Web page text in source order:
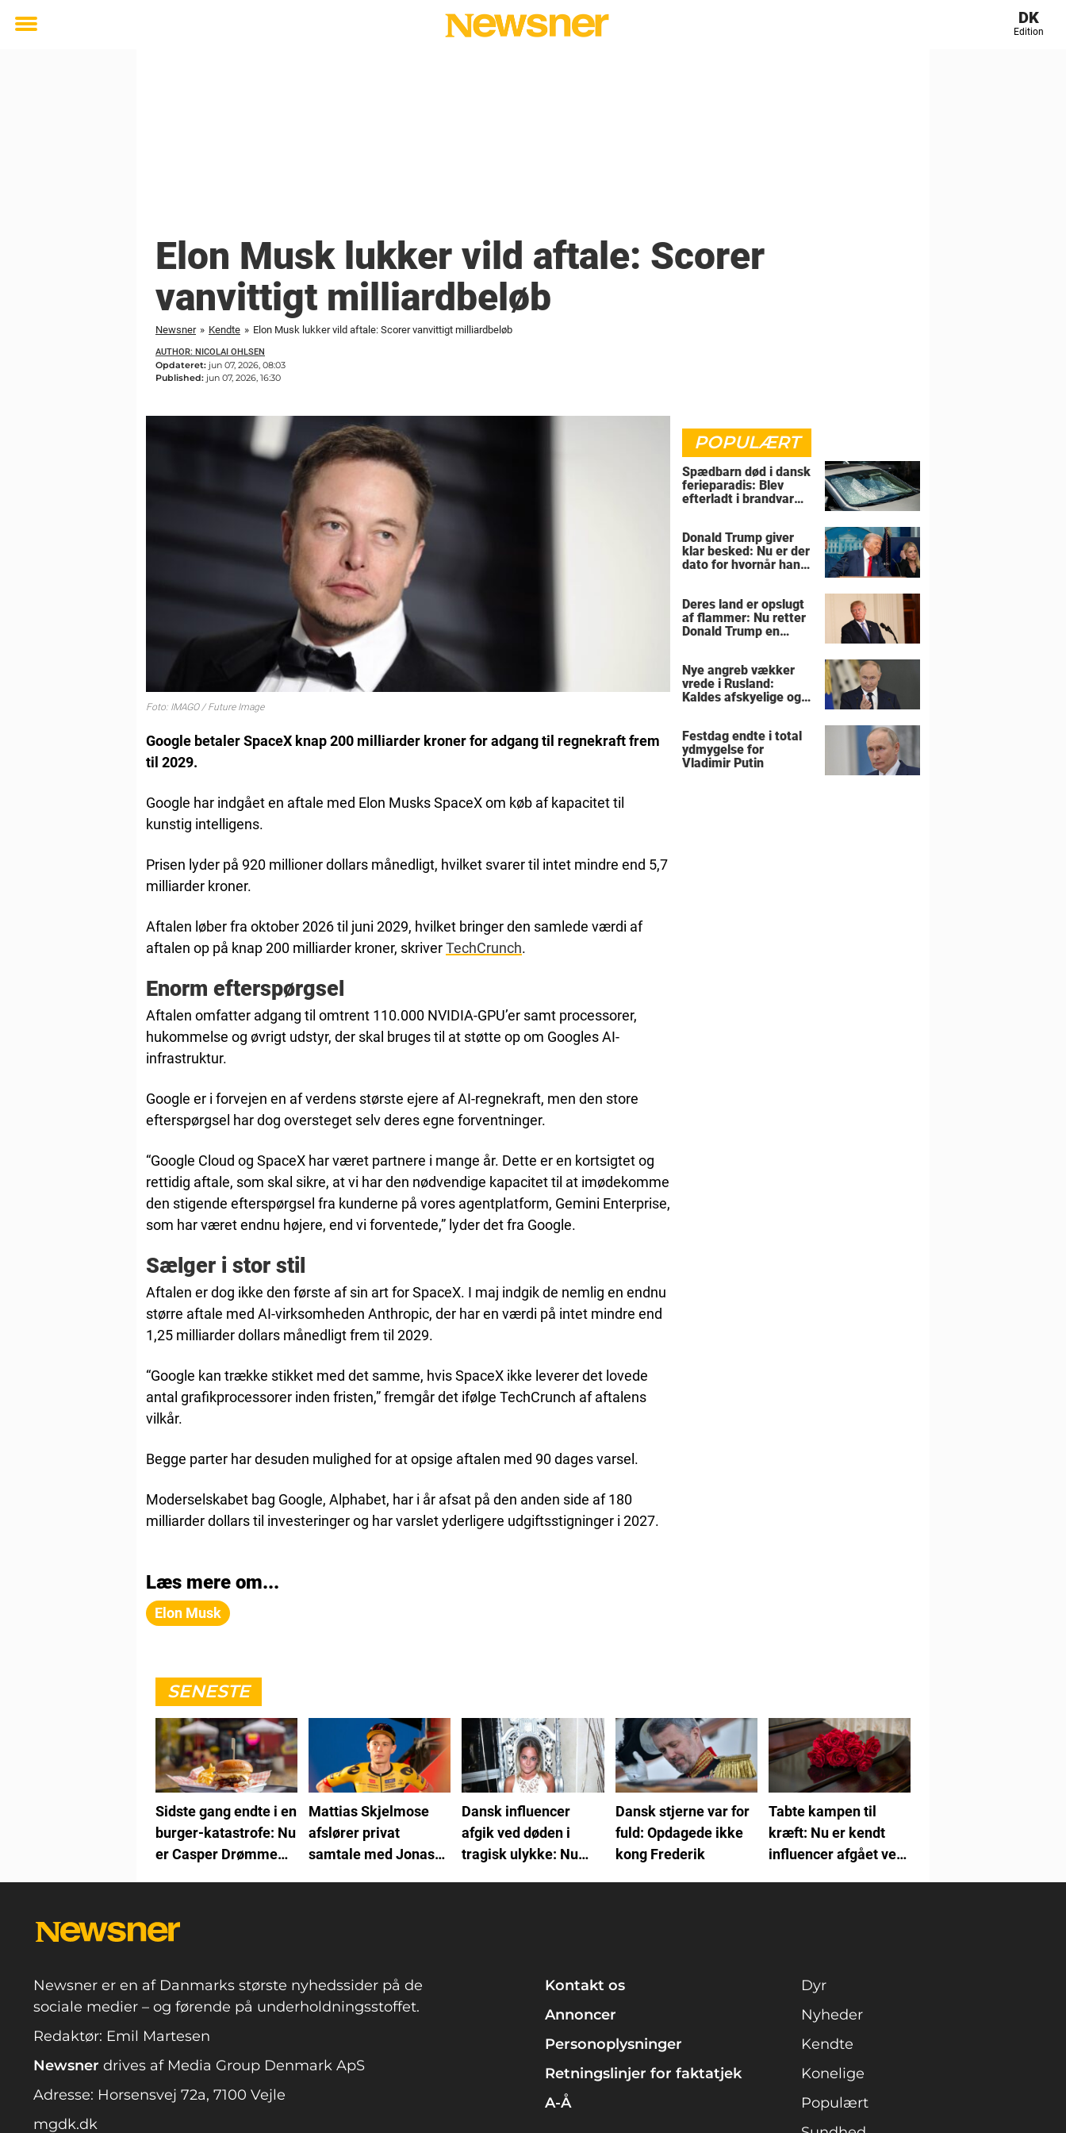
Toggle
DK
Edition
Elon Musk lukker vild aftale: Scorer
vanvittigt milliardbeløb
Newsner » Kendte » Elon Musk lukker vild aftale: Scorer vanvittigt milliardbeløb
AUTHOR: NICOLAI OHLSEN
Opdateret: jun 07, 2026, 08:03
Published: jun 07, 2026, 16:30
Foto: IMAGO / Future Image
Google betaler SpaceX knap 200 milliarder kroner for adgang til regnekraft frem
til 2029.
Google har indgået en aftale med Elon Musks SpaceX om køb af kapacitet til
kunstig intelligens.
Prisen lyder på 920 millioner dollars månedligt, hvilket svarer til intet mindre end 5,7
milliarder kroner.
Aftalen løber fra oktober 2026 til juni 2029, hvilket bringer den samlede værdi af
aftalen op på knap 200 milliarder kroner, skriverTechCrunch.
Enorm efterspørgsel
Aftalen omfatter adgang til omtrent 110.000 NVIDIA-GPU’er samt processorer,
hukommelse og øvrigt udstyr, der skal bruges til at støtte op om Googles AI-
infrastruktur.
Google er i forvejen en af verdens største ejere af AI-regnekraft, men den store
efterspørgsel har dog oversteget selv deres egne forventninger.
“Google Cloud og SpaceX har været partnere i mange år. Dette er en kortsigtet og
rettidig aftale, som skal sikre, at vi har den nødvendige kapacitet til at imødekomme
den stigende efterspørgsel fra kunderne på vores agentplatform, Gemini Enterprise,
som har været endnu højere, end vi forventede,” lyder det fra Google.
Sælger i stor stil
Aftalen er dog ikke den første af sin art for SpaceX. I maj indgik de nemlig en endnu
større aftale med AI-virksomheden Anthropic, der har en værdi på intet mindre end
1,25 milliarder dollars månedligt frem til 2029.
“Google kan trække stikket med det samme, hvis SpaceX ikke leverer det lovede
antal grafikprocessorer inden fristen,” fremgår det ifølge TechCrunch af aftalens
vilkår.
Begge parter har desuden mulighed for at opsige aftalen med 90 dages varsel.
Moderselskabet bag Google, Alphabet, har i år afsat på den anden side af 180
milliarder dollars til investeringer og har varslet yderligere udgiftsstigninger i 2027.
POPULÆRT
Spædbarn død i dansk
ferieparadis: Blev
efterladt i brandvarm
Donald Trump giver
klar besked: Nu er der
dato for hvornår han
Deres land er opslugt
af flammer: Nu retter
Donald Trump en
Nye angreb vækker
vrede i Rusland:
Kaldes afskyelige og
Festdag endte i total
ydmygelse for
Vladimir Putin
Læs mere om...
Elon Musk
SENESTE
Sidste gang endte i en
burger-katastrofe: Nu
er Casper Drømme
Mattias Skjelmose
afslører privat
samtale med Jonas
Dansk influencer
afgik ved døden i
tragisk ulykke: Nu
Dansk stjerne var for
fuld: Opdagede ikke
kong Frederik
Tabte kampen til
kræft: Nu er kendt
influencer afgået ved
Newsner er en af Danmarks største nyhedssider på de
sociale medier – og førende på underholdningsstoffet.
Redaktør: Emil Martesen
Newsner drives af Media Group Denmark ApS
Adresse: Horsensvej 72a, 7100 Vejle
mgdk.dk
Kontakt os
Annoncer
Personoplysninger
Retningslinjer for faktatjek
A-Å
Dyr
Nyheder
Kendte
Konelige
Populært